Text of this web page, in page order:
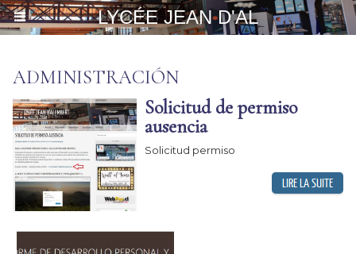
LYCÉE JEAN D'AL
ADMINISTRACIÓN
Solicitud de permiso
ausencia
Solicitud permiso